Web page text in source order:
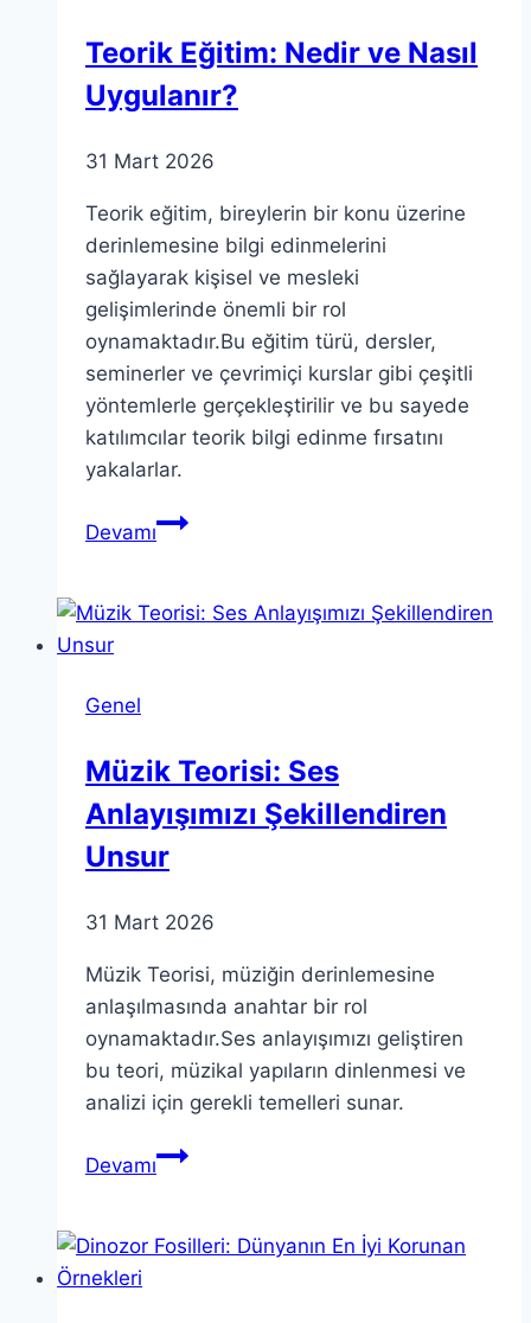
Teorik Eğitim: Nedir ve Nasıl
Uygulanır?
31 Mart 2026
Teorik eğitim, bireylerin bir konu üzerine
derinlemesine bilgi edinmelerini
sağlayarak kişisel ve mesleki
gelişimlerinde önemli bir rol
oynamaktadır.Bu eğitim türü, dersler,
seminerler ve çevrimiçi kurslar gibi çeşitli
yöntemlerle gerçekleştirilir ve bu sayede
katılımcılar teorik bilgi edinme fırsatını
yakalarlar.
DevamıTeorik
ve
Genel
Müzik Teorisi: Ses
Anlayışımızı Şekillendiren
Unsur
31 Mart 2026
Müzik Teorisi, müziğin derinlemesine
anlaşılmasında anahtar bir rol
oynamaktadır.Ses anlayışımızı geliştiren
bu teori, müzikal yapıların dinlenmesi ve
analizi için gerekli temelleri sunar.
DevamıMüzik
Anlayışımızı